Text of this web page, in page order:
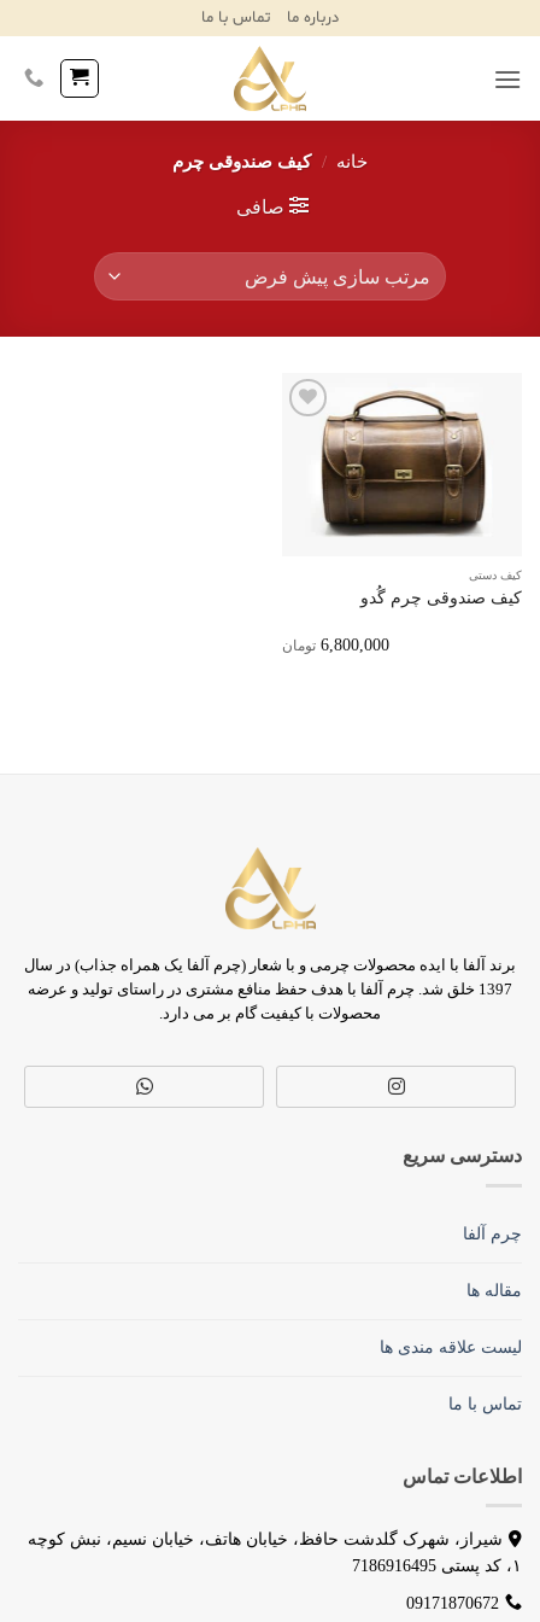
Content
درباره ما تماس با ما
خانه / کیف صندوقی چرم
صافی
افزودن
علاقه
مندی‌ها
کیف دستی
کیف صندوقی چرم گُدو
6,800,000 تومان
برند آلفا با ایده محصولات چرمی و با شعار (چرم آلفا یک همراه جذاب) در سال
1397 خلق شد. چرم آلفا با هدف حفظ منافع مشتری در راستای تولید و عرضه
محصولات با کیفیت گام بر می دارد.
دسترسی سریع
چرم آلفا
مقاله ها
لیست علاقه مندی ها
تماس با ما
اطلاعات تماس
شیراز، شهرک گلدشت حافظ، خیابان هاتف، خیابان نسیم، نبش کوچه
۱، کد پستی 7186916495
09171870672